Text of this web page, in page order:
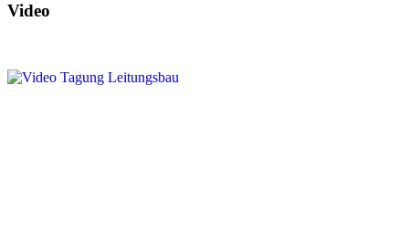
Video